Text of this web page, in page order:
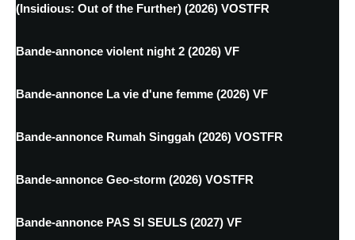
(Insidious: Out of the Further) (2026) VOSTFR
Bande-annonce violent night 2 (2026) VF
Bande-annonce La vie d'une femme (2026) VF
Bande-annonce Rumah Singgah (2026) VOSTFR
Bande-annonce Geo-storm (2026) VOSTFR
Bande-annonce PAS SI SEULS (2027) VF